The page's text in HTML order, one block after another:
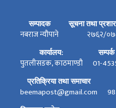
सम्पादक
नबराज न्यौपाने
सूचना तथा
२७६२/
कार्यालय:
पुतलीसडक, काठमाण्डौ 01-
प्रतिक्रिया तथा समाचार
beemapost@gmail.com